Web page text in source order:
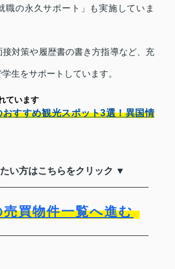
職の永久サポート」も実施していま
対策や履歴書の書き方指導など、充
生をサポートしています。
ています
すすめ観光スポット3選！異国情
い方はこちらをクリック ▼
売買物件一覧へ進む